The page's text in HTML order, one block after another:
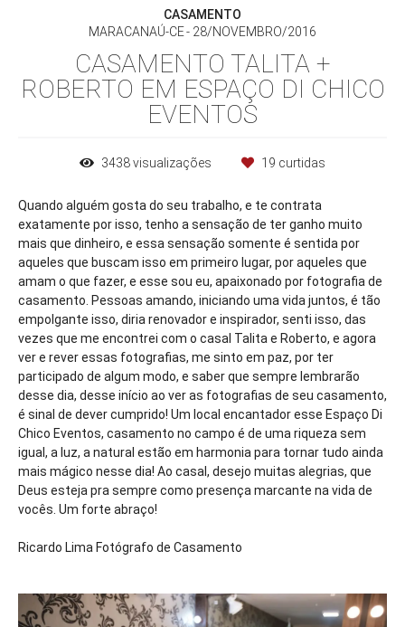
CASAMENTO
MARACANAÚ-CE
28/NOVEMBRO/2016
CASAMENTO TALITA +
ROBERTO EM ESPAÇO DI CHICO
EVENTOS
3438visualizações 19 curtidas
Quando alguém gosta do seu trabalho, e te contrata
exatamente por isso, tenho a sensação de ter ganho muito
mais que dinheiro, e essa sensação somente é sentida por
aqueles que buscam isso em primeiro lugar, por aqueles que
amam o que fazer, e esse sou eu, apaixonado por fotografia de
casamento. Pessoas amando, iniciando uma vida juntos, é tão
empolgante isso, diria renovador e inspirador, senti isso, das
vezes que me encontrei com o casal Talita e Roberto, e agora
ver e rever essas fotografias, me sinto em paz, por ter
participado de algum modo, e saber que sempre lembrarão
desse dia, desse início ao ver as fotografias de seu casamento,
é sinal de dever cumprido! Um local encantador esse Espaço Di
Chico Eventos, casamento no campo é de uma riqueza sem
igual, a luz, a natural estão em harmonia para tornar tudo ainda
mais mágico nesse dia! Ao casal, desejo muitas alegrias, que
Deus esteja pra sempre como presença marcante na vida de
vocês. Um forte abraço!
Ricardo Lima Fotógrafo de Casamento